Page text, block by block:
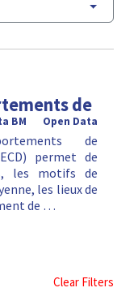
de
Open Data
BM
de
permet de
les motifs de
les lieux de
de …
Clear Filters